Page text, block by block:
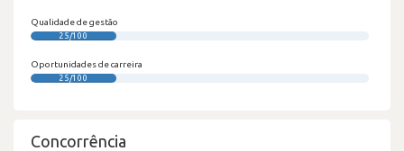
Qualidade de gestão
25/100
Oportunidades de carreira
25/100
Concorrência